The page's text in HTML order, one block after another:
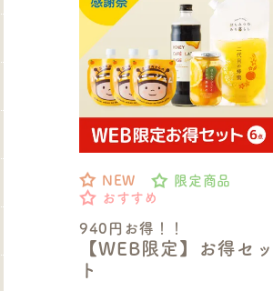
NEW
限定商品
おすすめ
940円お得！！
【WEB限定】お得セッ
ト